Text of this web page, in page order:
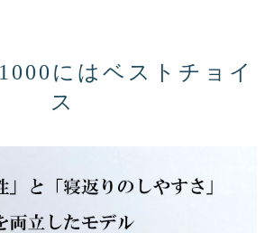
にはベストチョイ
ス